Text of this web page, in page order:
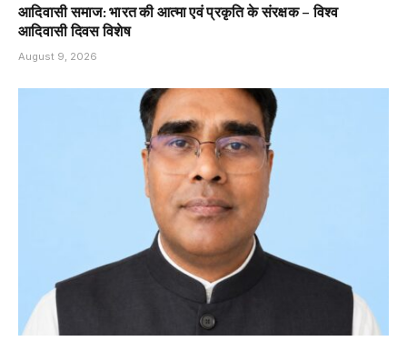
आदिवासी समाज: भारत की आत्मा एवं प्रकृति के संरक्षक – विश्व
आदिवासी दिवस विशेष
August 9, 2026